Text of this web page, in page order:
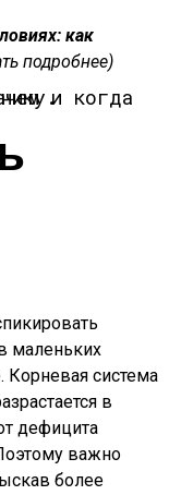
как
подробнее)
землянику.
маленьких
Корневая система
в
дефицита
важно
более